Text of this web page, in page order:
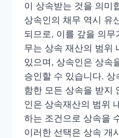
이 상속받는 것을 의미
상속인의 채무 역시 유
되므로, 이를 갚을 의무
무는 상속 재산의 범위
있으며, 상속인은 상속
승인할 수 있습니다. 상
함한 모든 상속을 받지
인은 상속재산의 범위
하는 조건으로 상속을
이러한 선택은 상속 개